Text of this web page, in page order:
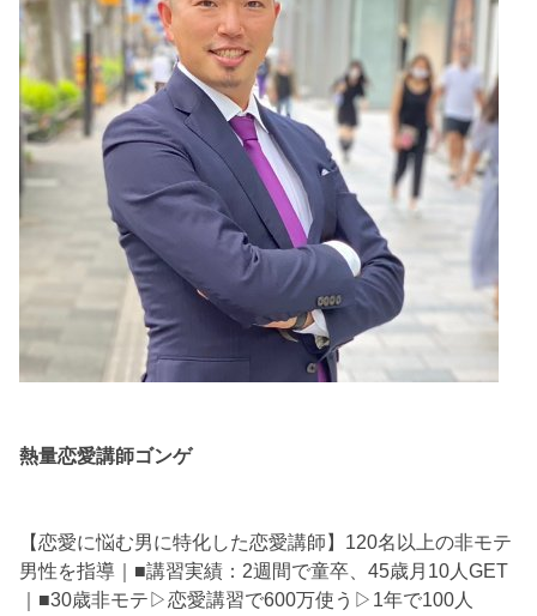
熱量恋愛講師ゴンゲ
【恋愛に悩む男に特化した恋愛講師】120名以上の非モテ
男性を指導｜■講習実績：2週間で童卒、45歳月10人GET
｜■30歳非モテ▷恋愛講習で600万使う▷1年で100人